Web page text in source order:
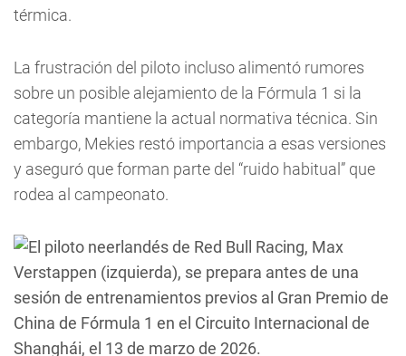
térmica.
La frustración del piloto incluso alimentó rumores
sobre un posible alejamiento de la Fórmula 1 si la
categoría mantiene la actual normativa técnica. Sin
embargo, Mekies restó importancia a esas versiones
y aseguró que forman parte del “ruido habitual” que
rodea al campeonato.